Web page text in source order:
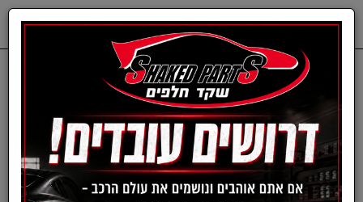
חלפים מכנים צלחות בלם-פולקסווגן
צלחות בלם-פולקסווגן
‹
«
»
›
סינון ומיון ›